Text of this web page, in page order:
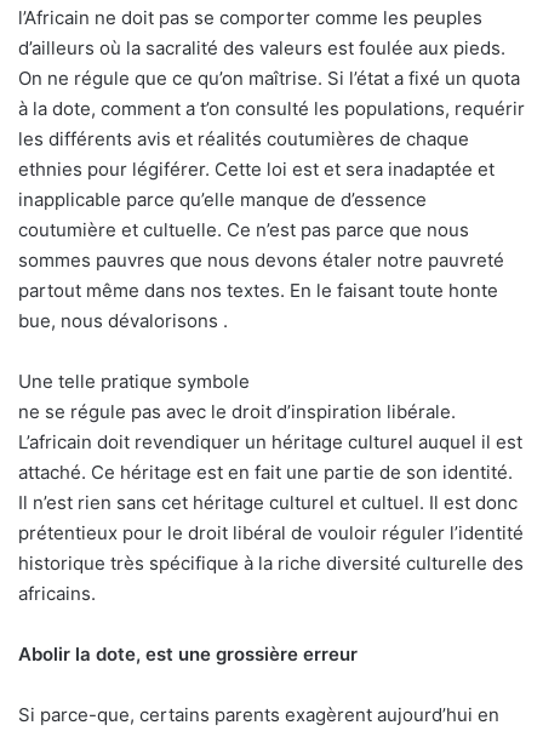
l’Africain ne doit pas se comporter comme les peuples
d’ailleurs où la sacralité des valeurs est foulée aux pieds.
On ne régule que ce qu’on maîtrise. Si l’état a fixé un quota
à la dote, comment a t’on consulté les populations, requérir
les différents avis et réalités coutumières de chaque
ethnies pour légiférer. Cette loi est et sera inadaptée et
inapplicable parce qu’elle manque de d’essence
coutumière et cultuelle. Ce n’est pas parce que nous
sommes pauvres que nous devons étaler notre pauvreté
partout même dans nos textes. En le faisant toute honte
bue, nous dévalorisons .
Une telle pratique symbole
ne se régule pas avec le droit d’inspiration libérale.
L’africain doit revendiquer un héritage culturel auquel il est
attaché. Ce héritage est en fait une partie de son identité.
Il n’est rien sans cet héritage culturel et cultuel. Il est donc
prétentieux pour le droit libéral de vouloir réguler l’identité
historique très spécifique à la riche diversité culturelle des
africains.
Abolir la dote, est une grossière erreur
Si parce-que, certains parents exagèrent aujourd’hui en